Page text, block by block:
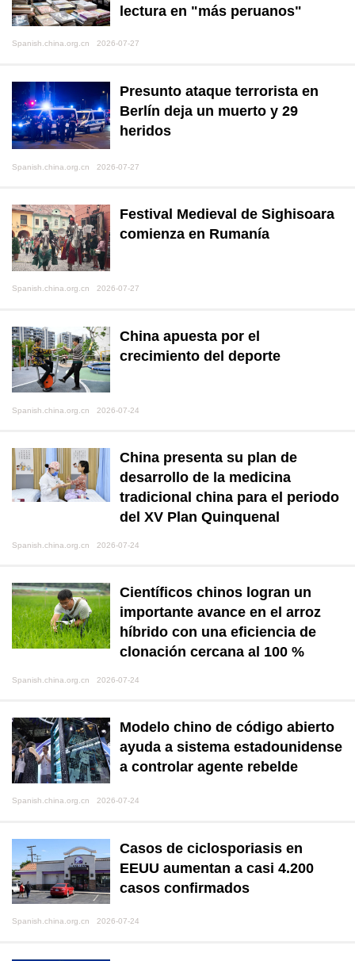
lectura en "más peruanos"
Spanish.china.org.cn 2026-07-27
Presunto ataque terrorista en
Berlín deja un muerto y 29
heridos
Spanish.china.org.cn 2026-07-27
Festival Medieval de Sighisoara
comienza en Rumanía
Spanish.china.org.cn 2026-07-27
China apuesta por el
crecimiento del deporte
Spanish.china.org.cn 2026-07-24
China presenta su plan de
desarrollo de la medicina
tradicional china para el periodo
del XV Plan Quinquenal
Spanish.china.org.cn 2026-07-24
Científicos chinos logran un
importante avance en el arroz
híbrido con una eficiencia de
clonación cercana al 100 %
Spanish.china.org.cn 2026-07-24
Modelo chino de código abierto
ayuda a sistema estadounidense
a controlar agente rebelde
Spanish.china.org.cn 2026-07-24
Casos de ciclosporiasis en
EEUU aumentan a casi 4.200
casos confirmados
Spanish.china.org.cn 2026-07-24